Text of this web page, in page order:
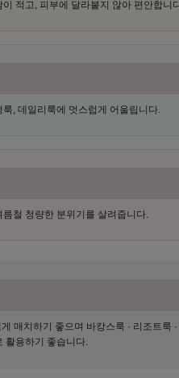
적고, 피부에 달라붙지 않아 편안합니
, 데일리룩에 멋스럽게 어울립니다.
철 청량한 분위기를 살려줍니다.
매치하기 좋으며 바캉스룩 · 리조트룩
활용하기 좋습니다.